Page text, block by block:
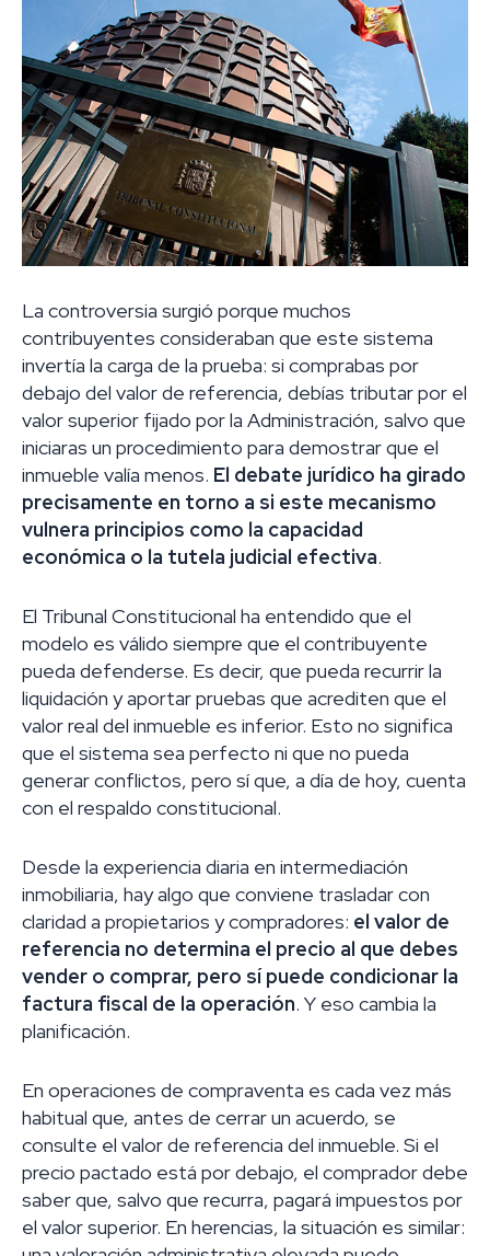
La controversia surgió porque muchos
contribuyentes consideraban que este sistema
invertía la carga de la prueba: si comprabas por
debajo del valor de referencia, debías tributar por el
valor superior fijado por la Administración, salvo que
iniciaras un procedimiento para demostrar que el
inmueble valía menos. El debate jurídico ha girado
precisamente en torno a si este mecanismo
vulnera principios como la capacidad
económica o la tutela judicial efectiva.
El Tribunal Constitucional ha entendido que el
modelo es válido siempre que el contribuyente
pueda defenderse. Es decir, que pueda recurrir la
liquidación y aportar pruebas que acrediten que el
valor real del inmueble es inferior. Esto no significa
que el sistema sea perfecto ni que no pueda
generar conflictos, pero sí que, a día de hoy, cuenta
con el respaldo constitucional.
Desde la experiencia diaria en intermediación
inmobiliaria, hay algo que conviene trasladar con
claridad a propietarios y compradores: el valor de
referencia no determina el precio al que debes
vender o comprar, pero sí puede condicionar la
factura fiscal de la operación. Y eso cambia la
planificación.
En operaciones de compraventa es cada vez más
habitual que, antes de cerrar un acuerdo, se
consulte el valor de referencia del inmueble. Si el
precio pactado está por debajo, el comprador debe
saber que, salvo que recurra, pagará impuestos por
el valor superior. En herencias, la situación es similar: